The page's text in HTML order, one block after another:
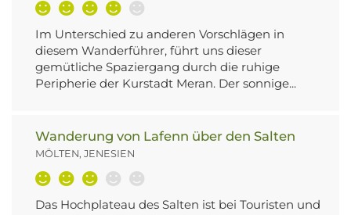
Im Unterschied zu anderen Vorschlägen in
diesem Wanderführer, führt uns dieser
gemütliche Spaziergang durch die ruhige
Peripherie der Kurstadt Meran. Der sonnige...
Wanderung von Lafenn über den Salten
MÖLTEN, JENESIEN
Das Hochplateau des Salten ist bei Touristen und